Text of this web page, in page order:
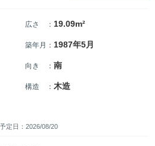
広さ ： 19.09m²
築年月 ： 1987年5月
向き ： 南
構造 ： 木造
定日：2026/08/20